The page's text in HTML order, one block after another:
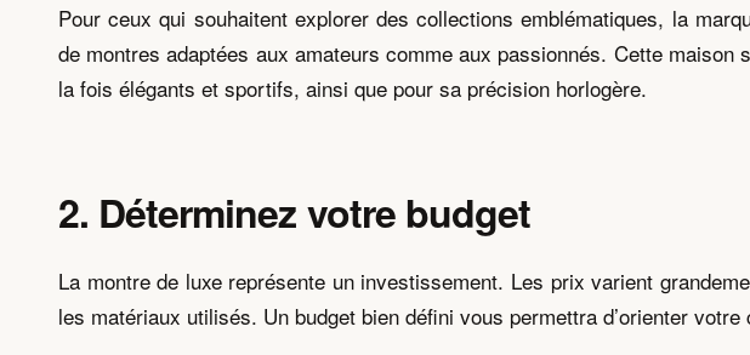
Pour ceux qui souhaitent explorer des collections emblématiques, la
de montres adaptées aux amateurs comme aux passionnés. Cette maison
la fois élégants et sportifs, ainsi que pour sa précision horlogère.
2. Déterminez votre budget
La montre de luxe représente un investissement. Les prix varient
les matériaux utilisés. Un budget bien défini vous permettra d’orienter